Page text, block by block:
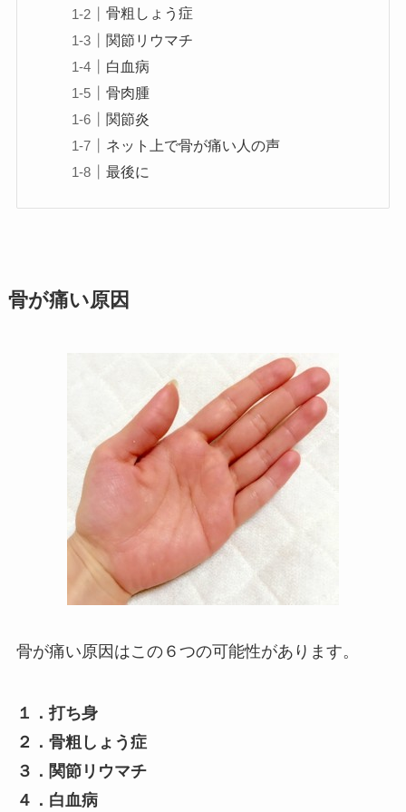
骨粗しょう症
関節リウマチ
白血病
骨肉腫
関節炎
ネット上で骨が痛い人の声
最後に
骨が痛い原因
骨が痛い原因はこの６つの可能性があります。
１．打ち身
２．骨粗しょう症
３．関節リウマチ
４．白血病